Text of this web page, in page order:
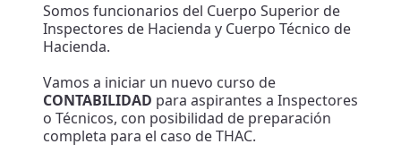
Somos funcionarios del Cuerpo Superior de
Inspectores de Hacienda y Cuerpo Técnico de
Hacienda.
Vamos a iniciar un nuevo curso de
CONTABILIDAD para aspirantes a Inspectores
o Técnicos, con posibilidad de preparación
completa para el caso de THAC.